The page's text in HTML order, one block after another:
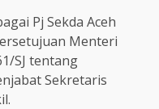
Pj Sekda Aceh
Menteri
SJ tentang
Sekretaris